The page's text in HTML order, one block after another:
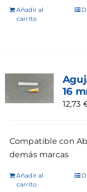
Añadir al
carrito
16
12,73
Compatible con
demás marcas
Añadir al
carrito